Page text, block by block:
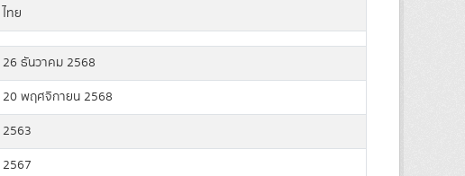
ไทย
26 ธันวาคม 2568
20 พฤศจิกายน 2568
2563
2567